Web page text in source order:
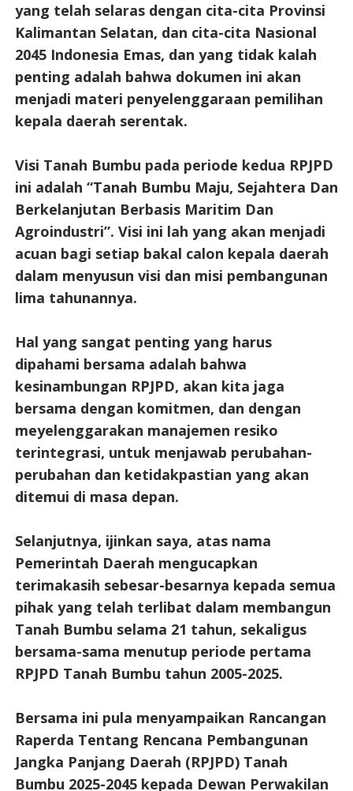
yang telah selaras dengan cita-cita Provinsi
Kalimantan Selatan, dan cita-cita Nasional
2045 Indonesia Emas, dan yang tidak kalah
penting adalah bahwa dokumen ini akan
menjadi materi penyelenggaraan pemilihan
kepala daerah serentak.
Visi Tanah Bumbu pada periode kedua RPJPD
ini adalah “Tanah Bumbu Maju, Sejahtera Dan
Berkelanjutan Berbasis Maritim Dan
Agroindustri”. Visi ini lah yang akan menjadi
acuan bagi setiap bakal calon kepala daerah
dalam menyusun visi dan misi pembangunan
lima tahunannya.
Hal yang sangat penting yang harus
dipahami bersama adalah bahwa
kesinambungan RPJPD, akan kita jaga
bersama dengan komitmen, dan dengan
meyelenggarakan manajemen resiko
terintegrasi, untuk menjawab perubahan-
perubahan dan ketidakpastian yang akan
ditemui di masa depan.
Selanjutnya, ijinkan saya, atas nama
Pemerintah Daerah mengucapkan
terimakasih sebesar-besarnya kepada semua
pihak yang telah terlibat dalam membangun
Tanah Bumbu selama 21 tahun, sekaligus
bersama-sama menutup periode pertama
RPJPD Tanah Bumbu tahun 2005-2025.
Bersama ini pula menyampaikan Rancangan
Raperda Tentang Rencana Pembangunan
Jangka Panjang Daerah (RPJPD) Tanah
Bumbu 2025-2045 kepada Dewan Perwakilan